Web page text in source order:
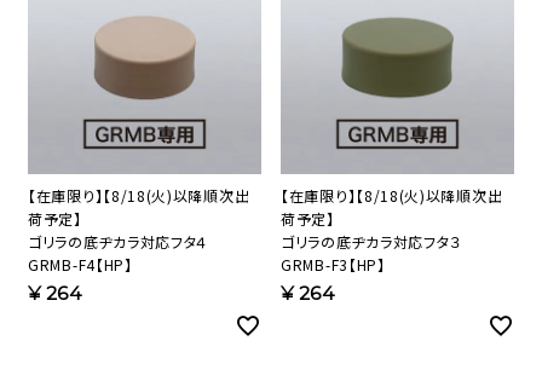
【在庫限り】【8/18(火)以降順次出
荷予定】
ゴリラの底ヂカラ対応フタ４
GRMB-F4【HP】
¥264
【在庫限り】【8/18(火)以降順次出
荷予定】
ゴリラの底ヂカラ対応フタ３
GRMB-F3【HP】
¥264